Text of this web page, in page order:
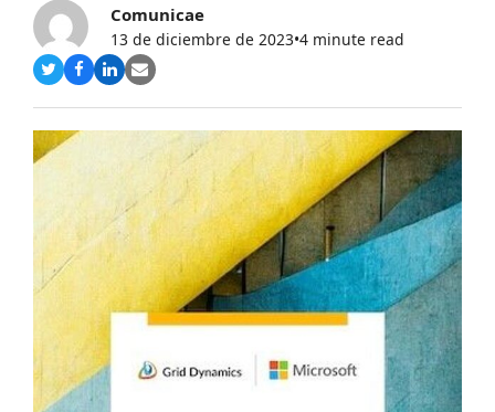
Comunicae
13 de diciembre de 2023•4 minute read
Compartir
Twitter
Compartir
Facebook
Compartir
LinkedIn
Share
Email